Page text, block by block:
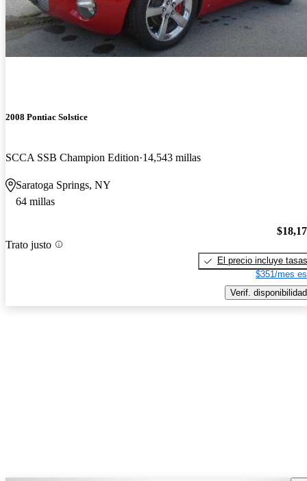
2008 Pontiac Solstice
SCCA SSB Champion Edition 14,543 millas
Saratoga Springs, NY
64 millas
Trato justo
El precio incluye tasas
$351/mes
Verif. disponibilidad